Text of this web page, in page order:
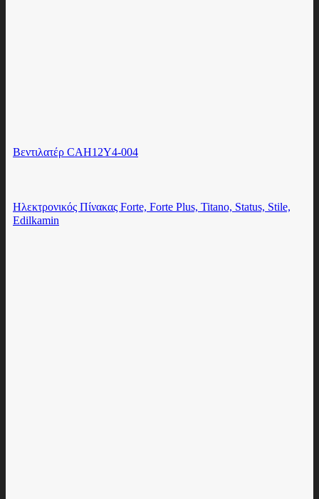
Βεντιλατέρ CAH12Y4-004
Ηλεκτρονικός Πίνακας Forte, Forte Plus, Titano, Status, Stile,
Edilkamin